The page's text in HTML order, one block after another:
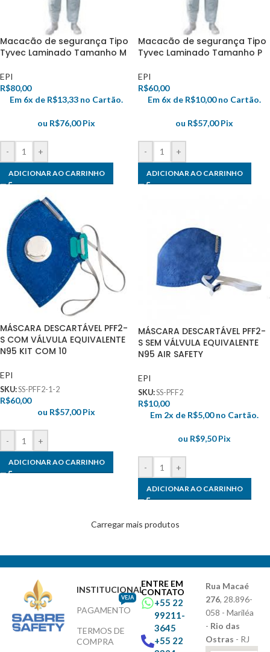
Macacão de segurança Tipo
Tyvec Laminado Tamanho M
EPI
R$80,00
Em 6x de R$13,33 no Cartão.
ou R$76,00 Pix
- +
ADICIONAR AO CARRINHO
Macacão de segurança Tipo
Tyvec Laminado Tamanho P
EPI
R$60,00
Em 6x de R$10,00 no Cartão.
ou R$57,00 Pix
- +
ADICIONAR AO CARRINHO
MÁSCARA DESCARTÁVEL PFF2-
S COM VÁLVULA EQUIVALENTE
N95 KIT COM 10
EPI
SKU:SS-PFF2-1-2
R$60,00
ou R$57,00 Pix
- +
ADICIONAR AO CARRINHO
MÁSCARA DESCARTÁVEL PFF2-
S SEM VÁLVULA EQUIVALENTE
N95 AIR SAFETY
EPI
SKU:SS-PFF2
R$10,00
Em 2x de R$5,00 no Cartão.
ou R$9,50 Pix
- +
ADICIONAR AO CARRINHO
Carregar mais produtos
INSTITUCIONAL
PAGAMENTO
VEJA
TERMOS DE
COMPRA
ENTRE EM
CONTATO
+55 22
99211-
3645
+55 22
Rua Macaé
276, 28.896-
058 - Mariléa
- Rio das
Ostras - RJ